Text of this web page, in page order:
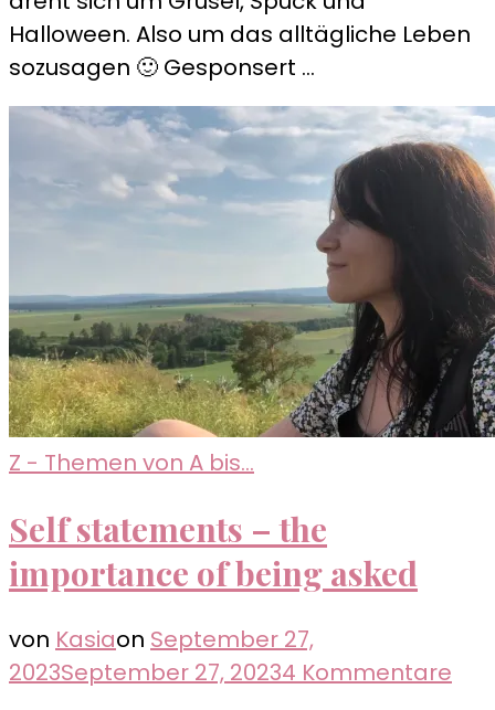
–
the
importance
of
being
asked
Halloween. Also um das alltägliche Leben
sozusagen 🙂 Gesponsert …
Z - Themen von A bis...
Self statements – the
importance of being asked
von Kasiaon September 27,
2023September 27, 20234 Kommentare